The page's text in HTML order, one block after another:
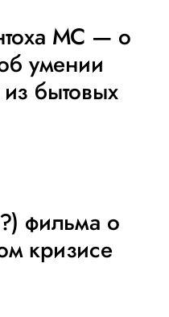
МС — о
умении
бытовых
фильма о
кризисе